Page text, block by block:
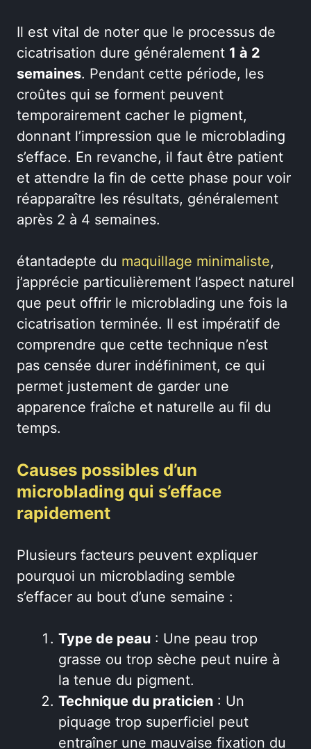
Il est vital de noter que le processus de
cicatrisation dure généralement 1 à 2
semaines. Pendant cette période, les
croûtes qui se forment peuvent
temporairement cacher le pigment,
donnant l’impression que le microblading
s’efface. En revanche, il faut être patient
et attendre la fin de cette phase pour voir
réapparaître les résultats, généralement
après 2 à 4 semaines.
étantadepte du maquillage minimaliste,
j’apprécie particulièrement l’aspect naturel
que peut offrir le microblading une fois la
cicatrisation terminée. Il est impératif de
comprendre que cette technique n’est
pas censée durer indéfiniment, ce qui
permet justement de garder une
apparence fraîche et naturelle au fil du
temps.
Causes possibles d’un
microblading qui s’efface
rapidement
Plusieurs facteurs peuvent expliquer
pourquoi un microblading semble
s’effacer au bout d’une semaine :
Type de peau : Une peau trop
grasse ou trop sèche peut nuire à
la tenue du pigment.
Technique du praticien : Un
piquage trop superficiel peut
entraîner une mauvaise fixation du